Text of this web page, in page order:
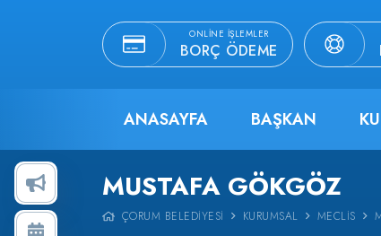
ONLINE İŞLEMLER
BORÇ ÖDEME
ANASAYFA BAŞKAN
MUSTAFA GÖKGÖZ
ÇORUM BELEDIYESI KURUMSAL MECLIS